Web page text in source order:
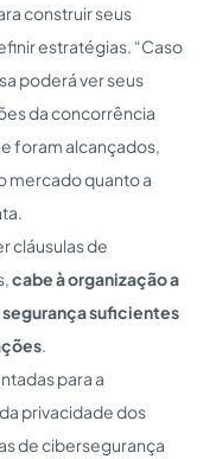
construir seus
estratégias. “Caso
poderá ver seus
da concorrência
foram alcançados,
mercado quanto a
cláusulas de
cabe à organização a
suficientes
.
para a
privacidade dos
de cibersegurança